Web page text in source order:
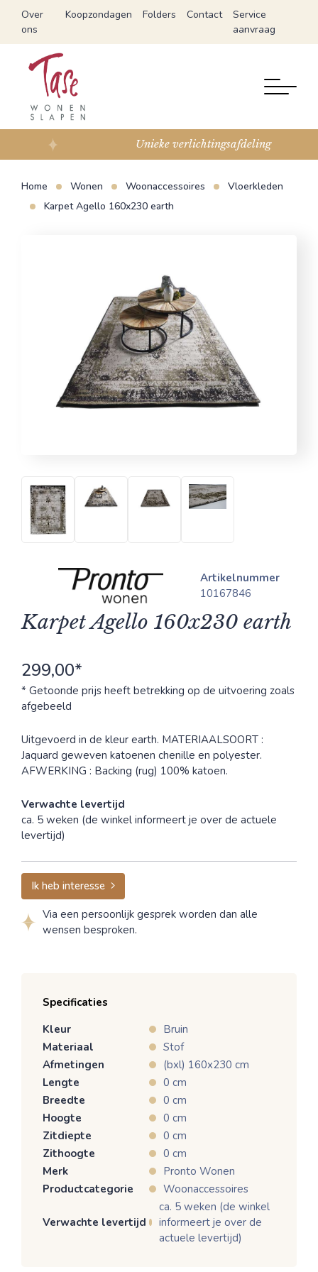
Over
ons
Koopzondagen Folders Contact
Service
aanvraag
Unieke verlichtingsafdeling
Home Wonen Woonaccessoires
Vloerkleden
Karpet Agello 160x230 earth
Artikelnummer
10167846
Karpet Agello 160x230 earth
299,00*
* Getoonde prijs heeft betrekking op de uitvoering zoals
afgebeeld
Uitgevoerd in de kleur earth. MATERIAALSOORT :
Jaquard geweven katoenen chenille en polyester.
AFWERKING : Backing (rug) 100% katoen.
Verwachte levertijd
ca. 5 weken (de winkel informeert je over de actuele
levertijd)
Ik heb interesse
Via een persoonlijk gesprek worden dan alle
wensen besproken.
Specificaties
Kleur
Bruin
Materiaal
Stof
Afmetingen
(bxl) 160x230 cm
Lengte
0 cm
Breedte
0 cm
Hoogte
0 cm
Zitdiepte
0 cm
Zithoogte
0 cm
Merk
Pronto Wonen
Productcategorie
Woonaccessoires
Verwachte levertijd
ca. 5 weken (de winkel
informeert je over de
actuele levertijd)